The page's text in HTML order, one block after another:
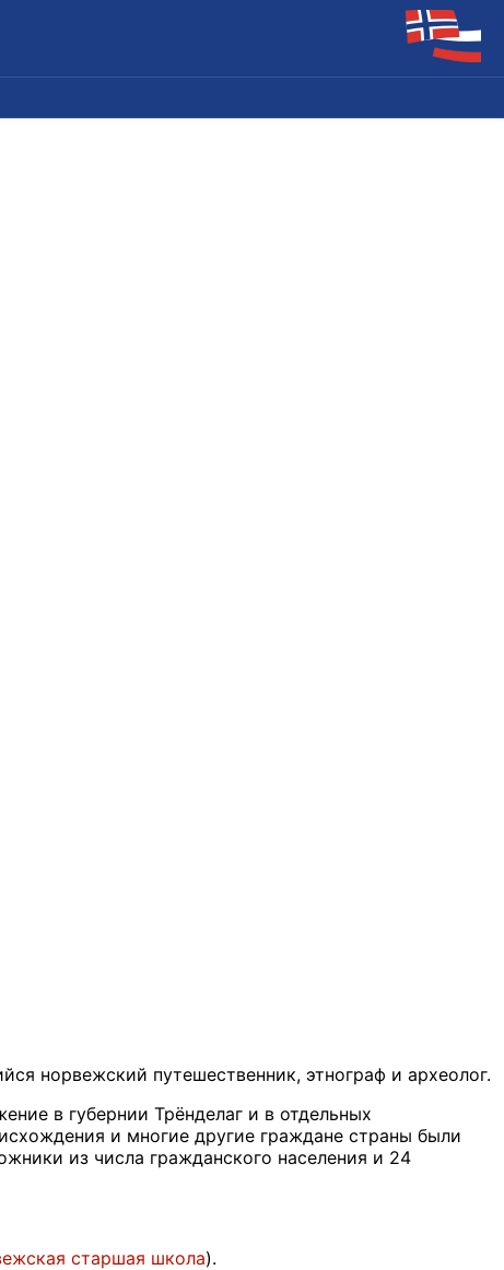
норвежский путешественник, этнограф и археолог.
в губернии Трёнделаг и в отдельных
и многие другие граждане страны были
из числа гражданского населения и 24
старшая школа).